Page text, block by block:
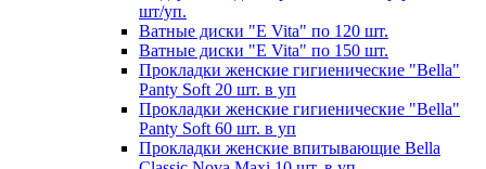
шт/уп.
Ватные диски "E Vita" по 120 шт.
Ватные диски "E Vita" по 150 шт.
Прокладки женские гигиенические "Bella"
Panty Soft 20 шт. в уп
Прокладки женские гигиенические "Bella"
Panty Soft 60 шт. в уп
Прокладки женские впитывающие Bella